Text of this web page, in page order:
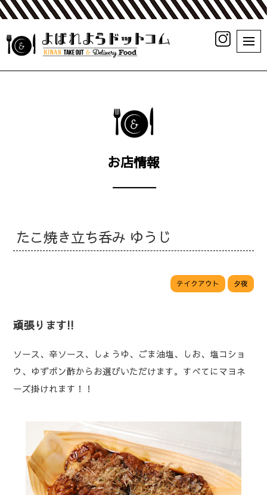
お店情報
たこ焼き立ち呑み ゆうじ
テイクアウト 夕夜
頑張ります!!
ソース、辛ソース、しょうゆ、ごま油塩、しお、塩コショ
ウ、ゆずポン酢からお選びいただけます。すべてにマヨネ
ーズ掛けれます！！